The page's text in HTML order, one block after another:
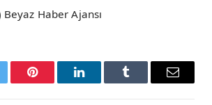
Beyaz Haber Ajansı
Pinterest LinkedInTumblr Email